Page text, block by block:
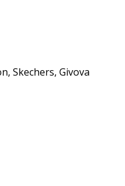
Skechers, Givova